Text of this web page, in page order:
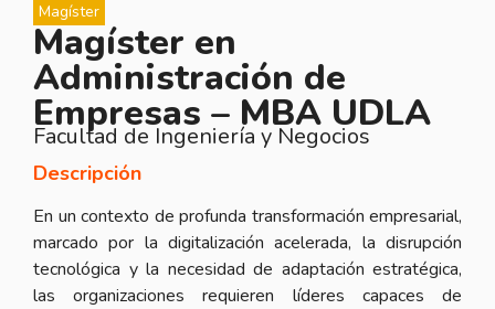
Magíster
Magíster en
Administración de
Empresas – MBA UDLA
Facultad de Ingeniería y Negocios
Descripción
En un contexto de profunda transformación empresarial,
marcado por la digitalización acelerada, la disrupción
tecnológica y la necesidad de adaptación estratégica,
las organizaciones requieren líderes capaces de